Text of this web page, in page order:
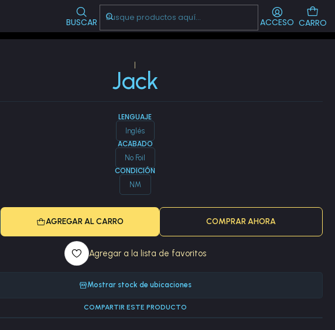
BUSCAR ACCESO CARRO
Visítanos!--> CL
|
Jack
LENGUAJE
Inglés
ACABADO
No Foil
CONDICIÓN
NM
AGREGAR AL CARRO COMPRAR AHORA
Agregar a la lista de favoritos
Mostrar stock de ubicaciones
COMPARTIR ESTE PRODUCTO